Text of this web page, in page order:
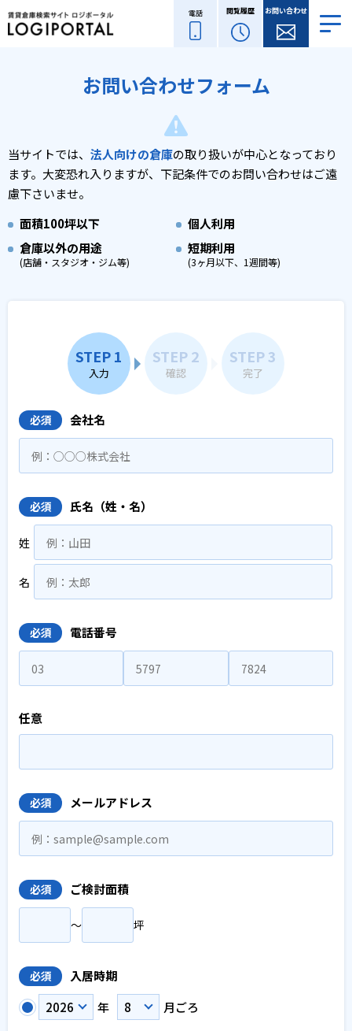
電話 閲覧履歴 お問い合わせ
お問い合わせフォーム
当サイトでは、 法人向けの倉庫の取り扱いが中心となっており
ます。 大変恐れ入りますが、下記条件でのお問い合わせはご遠
慮下さいませ。
面積100坪以下
個人利用
倉庫以外の用途
(店舗・スタジオ・ジム等)
短期利用
(3ヶ月以下、1週間等)
STEP 1
入力
STEP 2
確認
STEP 3
完了
必須 会社名
必須 氏名（姓・名）
姓
名
必須 電話番号
任意
必須 メールアドレス
必須 ご検討面積
〜 坪
必須
入居時期
年
月ごろ